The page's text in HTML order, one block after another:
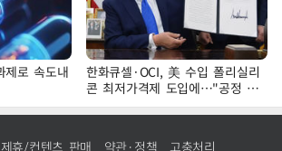
로 속도내
한화큐셀·OCI, 美 수입 폴리실리
콘 최저가격제 도입에…"공정 경
쟁·수익성 개선 환영"
제휴/컨텐츠 판매 약관·정책 고충처리